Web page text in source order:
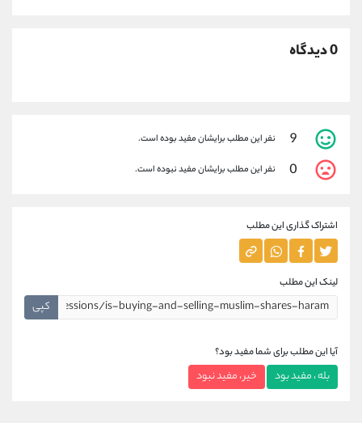
0 دیدگاه
9 نفر این مطلب برایشان مفید بوده است.
0 نفر این مطلب برایشان مفید نبوده است.
اشتراک گذاری این مطلب
لینک این مطلب
کپی
آیا این مطلب برای شما مفید بود؟
بله ، مفید بود خیر ، مفید نبود